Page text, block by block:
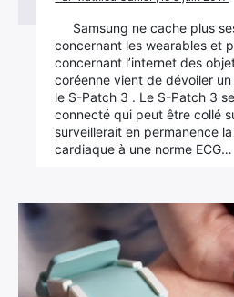
Samsung ne cache plus
concernant les wearables et
concernant l’internet des
coréenne vient de dévoiler
le S-Patch 3 . Le S-Patch 3
connecté qui peut être collé
surveillerait en permanence
cardiaque à une norme ECG…